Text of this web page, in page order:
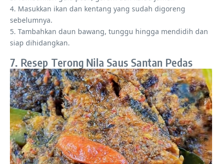
4. Masukkan ikan dan kentang yang sudah digoreng
sebelumnya.
5. Tambahkan daun bawang, tunggu hingga mendidih dan
siap dihidangkan.
7. Resep Terong Nila Saus Santan Pedas